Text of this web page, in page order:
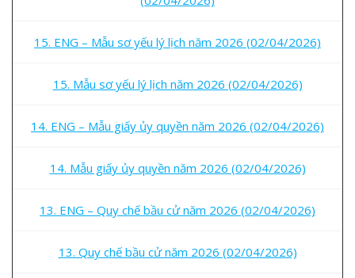
15. ENG – Mẫu sơ yếu lý lịch năm 2026 (02/04/2026)
15. Mẫu sơ yếu lý lịch năm 2026 (02/04/2026)
14. ENG – Mẫu giấy ủy quyền năm 2026 (02/04/2026)
14. Mẫu giấy ủy quyền năm 2026 (02/04/2026)
13. ENG – Quy chế bầu cử năm 2026 (02/04/2026)
13. Quy chế bầu cử năm 2026 (02/04/2026)